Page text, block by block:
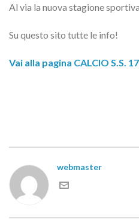
Al via la nuova stagione
Su questo sito tutte le info!
Vai alla pagina CALCIO S.S.
webmaster